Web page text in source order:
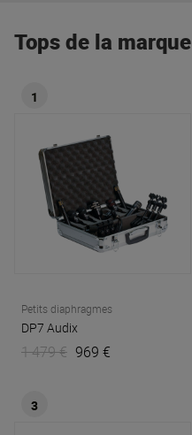
Tops de la marque
1
Petits diaphragmes
DP7 Audix
1 479 € 969 €
3